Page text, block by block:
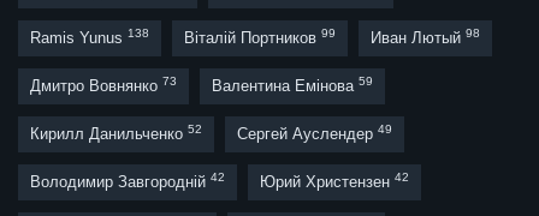
Ramis Yunus 138 Віталій Портников 99 Иван Лютый 98
Дмитро Вовнянко 73 Валентина Емінова 59
Кирилл Данильченко 52 Сергей Ауслендер 49
Володимир Завгородній 42 Юрий Христензен 42